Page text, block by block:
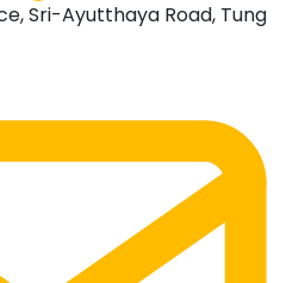
Sri-Ayutthaya Road, Tung